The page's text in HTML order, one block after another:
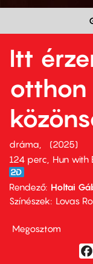
Itt
otthon
dráma
2025
124 perc,
Hun with
Rendező Holtai
Színészek
Lovas
Megosztom